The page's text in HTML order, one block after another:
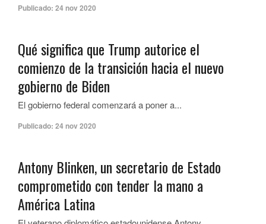
Publicado: 24 nov 2020
Qué significa que Trump autorice el
comienzo de la transición hacia el nuevo
gobierno de Biden
El gobierno federal comenzará a poner a...
Publicado: 24 nov 2020
Antony Blinken, un secretario de Estado
comprometido con tender la mano a
América Latina